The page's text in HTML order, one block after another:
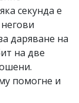
секунда е
даряване на
на две
помогне и